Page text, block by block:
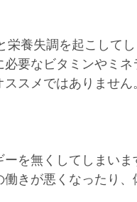
養失調を起こしてし
要なビタミンやミネ
スメではありません
を無くしてしまいま
きが悪くなったり